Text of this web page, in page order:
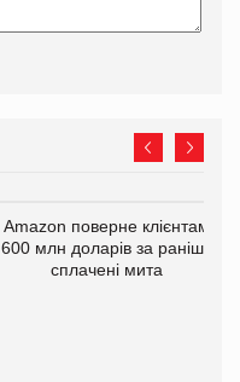
Amazon поверне клієнтам
600 млн доларів за раніше
сплачені мита